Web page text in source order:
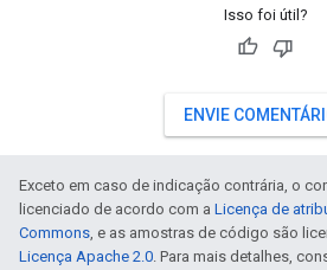
Isso foi útil?
ENVIE
Exceto em caso de indicação contrária, o
licenciado de acordo com a Licença de
Commons, e as amostras de código são
Licença Apache 2.0. Para mais detalhes,